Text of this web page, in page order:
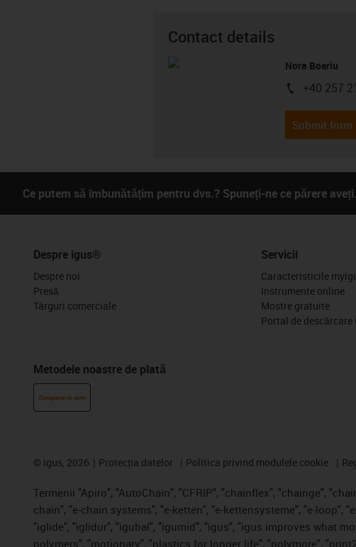
Contact details
Nora Boeriu
igus-icon-
+40 257
Submit form
Ce putem să îmbunătățim pentru dvs.? Spuneți-ne ce părere aveți.
Despre igus®
Despre noi
Presă
Târguri comerciale
Metodele noastre de plată
Cumpărați în cont
Servicii
Caracteristicile
Instrumente online
Mostre gratuite
Portal de descărcare
© igus, 2026 Protecția datelor Politica privind modulele cookie
Termenii "Apiro", "AutoChain", "CFRIP", "chainflex", "chainge",
chain", "e-chain systems", "e-ketten", "e-kettensysteme", "e-loop",
"iglide", "iglidur", "igubal", "igumid", "igus", "igus improves what
polymers", "motionary", "plastics for longer life", "polymore",